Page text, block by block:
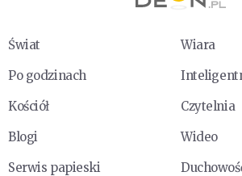
Świat
Wiara
Po godzinach
Kościół
Czytelnia
Blogi
Wideo
Serwis papieski